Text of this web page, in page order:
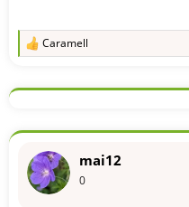
R
k
o
e
n
Caramell
mai12
0